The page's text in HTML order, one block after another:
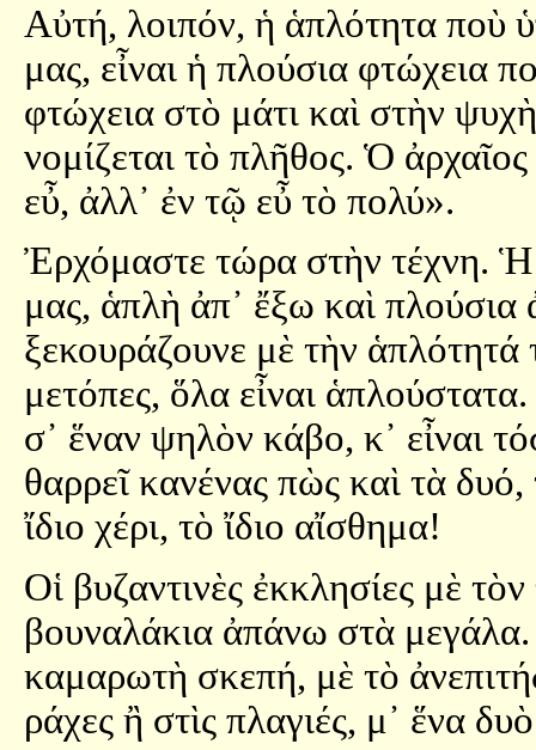
Αὐτή, λοιπόν, ἡ ἁπλότητα ποὺ
μας, εἶναι ἡ πλούσια φτώχεια
φτώχεια στὸ μάτι καὶ στὴν
νομίζεται τὸ πλῆθος. Ὁ
εὖ, ἀλλ᾿ ἐν τῷ εὖ τὸ πολύ».
Ἐρχόμαστε τώρα στὴν τέχνη. Ἡ
μας, ἁπλὴ ἀπ᾿ ἔξω καὶ πλούσια
ξεκουράζουνε μὲ τὴν
μετόπες, ὅλα εἶναι
σ᾿ ἕναν ψηλὸν κάβο, κ᾿ εἶναι
θαρρεῖ κανένας πὼς καὶ τὰ
ἴδιο χέρι, τὸ ἴδιο αἴσθημα!
Οἱ βυζαντινὲς ἐκκλησίες μὲ
βουναλάκια ἀπάνω στὰ
καμαρωτὴ σκεπή, μὲ τὸ
ράχες ἢ στὶς πλαγιές, μ᾿ ἕνα